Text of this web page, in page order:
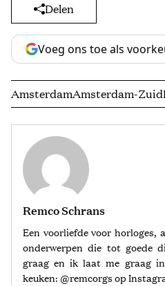
Delen
Voeg ons toe als
AmsterdamAmsterdam-Zuid
Remco Schrans
Een voorliefde voor horloges,
onderwerpen die tot goede
graag en ik laat me graag
keuken: @remcorgs op